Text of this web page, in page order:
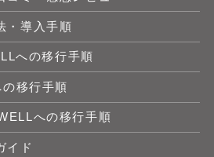
・導入手順
への移行手順
移行手順
への移行手順
イド